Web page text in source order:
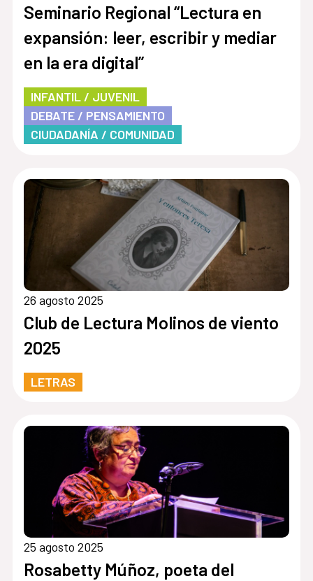
Seminario Regional “Lectura en
expansión: leer, escribir y mediar
en la era digital”
INFANTIL / JUVENIL
DEBATE / PENSAMIENTO
CIUDADANÍA / COMUNIDAD
26 agosto 2025
Club de Lectura Molinos de viento
2025
LETRAS
25 agosto 2025
Rosabetty Múñoz, poeta del